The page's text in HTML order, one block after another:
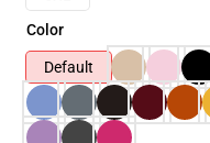
Color
Default